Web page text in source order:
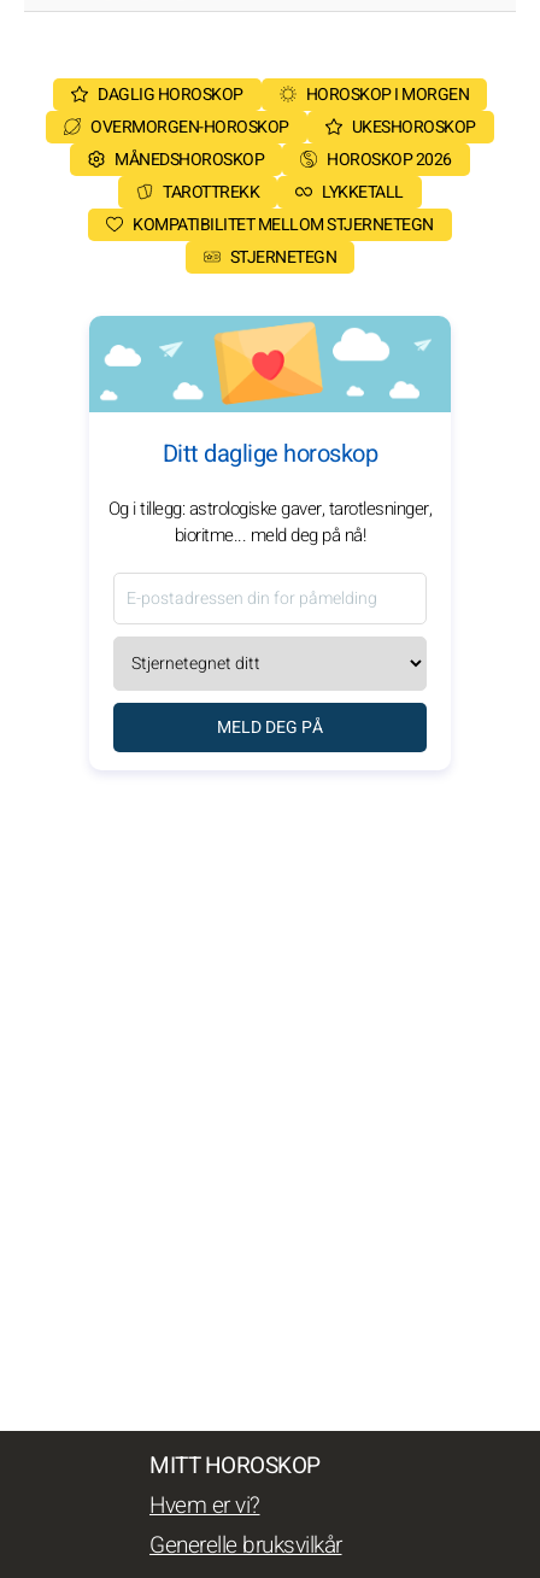
DAGLIG HOROSKOP
HOROSKOP I MORGEN
OVERMORGEN-HOROSKOP
UKESHOROSKOP
MÅNEDSHOROSKOP
HOROSKOP 2026
TAROTTREKK
LYKKETALL
KOMPATIBILITET MELLOM STJERNETEGN
STJERNETEGN
Ditt daglige horoskop
Og i tillegg: astrologiske gaver, tarotlesninger,
bioritme... meld deg på nå!
MELD DEG PÅ
MITT HOROSKOP
Hvem er vi?
Generelle bruksvilkår